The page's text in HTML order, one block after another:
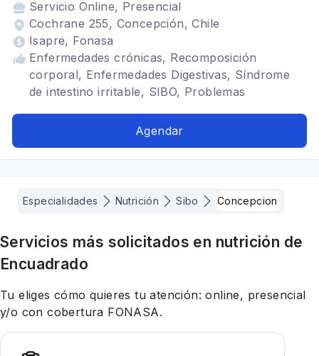
Servicio Online, Presencial
Cochrane 255, Concepción, Chile
Isapre, Fonasa
Enfermedades crónicas, Recomposición
corporal, Enfermedades Digestivas, Síndrome
de intestino irritable, SIBO, Problemas
Alimentacion para colon irritable, Nutricionista
Agendar
Especialidades Nutrición Sibo Concepcion
Servicios más solicitados en nutrición de
Encuadrado
Tu eliges cómo quieres tu atención: online, presencial
y/o con cobertura FONASA.